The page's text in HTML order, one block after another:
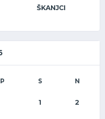
ŠKANJCI
P S N
1 2